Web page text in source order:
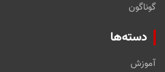
گوناگون
دسته‌ها
آموزش